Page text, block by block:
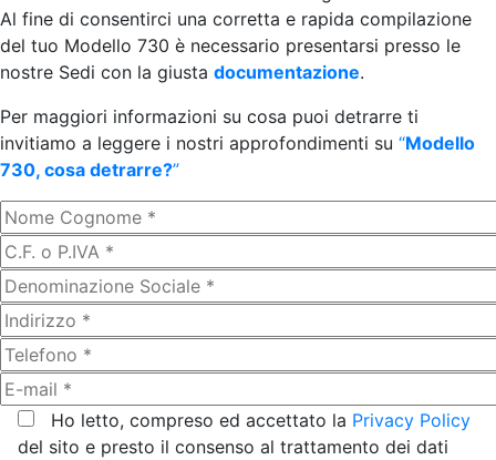
Al fine di consentirci una corretta e rapida compilazione
del tuo Modello 730 è necessario presentarsi presso le
nostre Sedi con la giusta documentazione.
Per maggiori informazioni su cosa puoi detrarre ti
invitiamo a leggere i nostri approfondimenti su “Modello
730, cosa detrarre?”
Ho letto, compreso ed accettato la Privacy Policy
del sito e presto il consenso al trattamento dei dati